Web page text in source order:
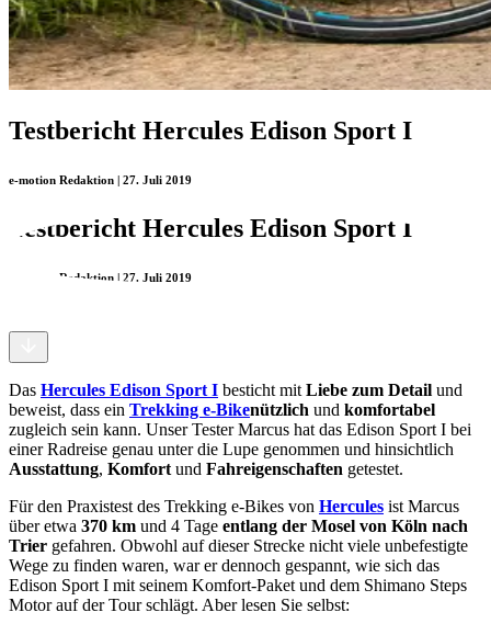
Testbericht Hercules Edison Sport I
e-motion Redaktion | 27. Juli 2019
Testbericht Hercules Edison Sport I
e-motion Redaktion | 27. Juli 2019
Das Hercules Edison Sport I besticht mit Liebe zum Detail und
beweist, dass ein Trekking e-Bikenützlich und komfortabel
zugleich sein kann. Unser Tester Marcus hat das Edison Sport I bei
einer Radreise genau unter die Lupe genommen und hinsichtlich
Ausstattung, Komfort und Fahreigenschaften getestet.
Für den Praxistest des Trekking e-Bikes von Hercules ist Marcus
über etwa 370 km und 4 Tage entlang der Mosel von Köln nach
Trier gefahren. Obwohl auf dieser Strecke nicht viele unbefestigte
Wege zu finden waren, war er dennoch gespannt, wie sich das
Edison Sport I mit seinem Komfort-Paket und dem Shimano Steps
Motor auf der Tour schlägt. Aber lesen Sie selbst: